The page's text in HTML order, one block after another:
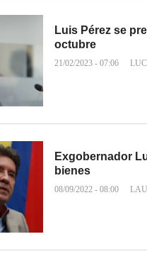
Luis Pérez se
octubre
21/02/2023 - 07:06
Exgobernador
bienes
08/09/2022 - 08:00